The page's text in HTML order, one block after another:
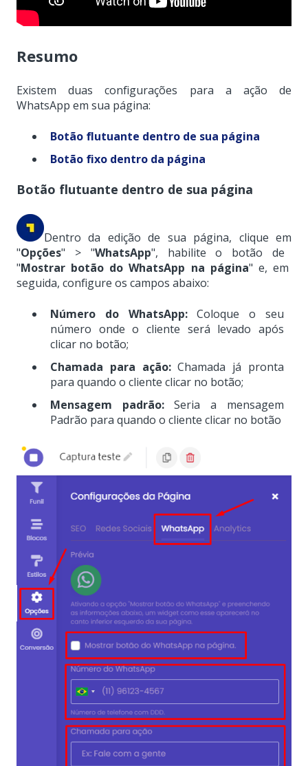
Resumo
Existem duas configurações para a ação de
WhatsApp em sua página:
Botão flutuante dentro de sua página
Botão fixo dentro da página
Botão flutuante dentro de sua página
Dentro da edição de sua página, clique em
"Opções" >"WhatsApp", habilite o botão de
"Mostrar botão do WhatsApp na página" e, em
seguida, configure os campos abaixo:
Número do WhatsApp:
Coloque o seu
número onde o cliente será levado após
clicar no botão;
Chamada para ação: Chamada já pronta
para quando o cliente clicar no botão;
Mensagem padrão:Seria a mensagem
Padrão para quando o cliente clicar no botão